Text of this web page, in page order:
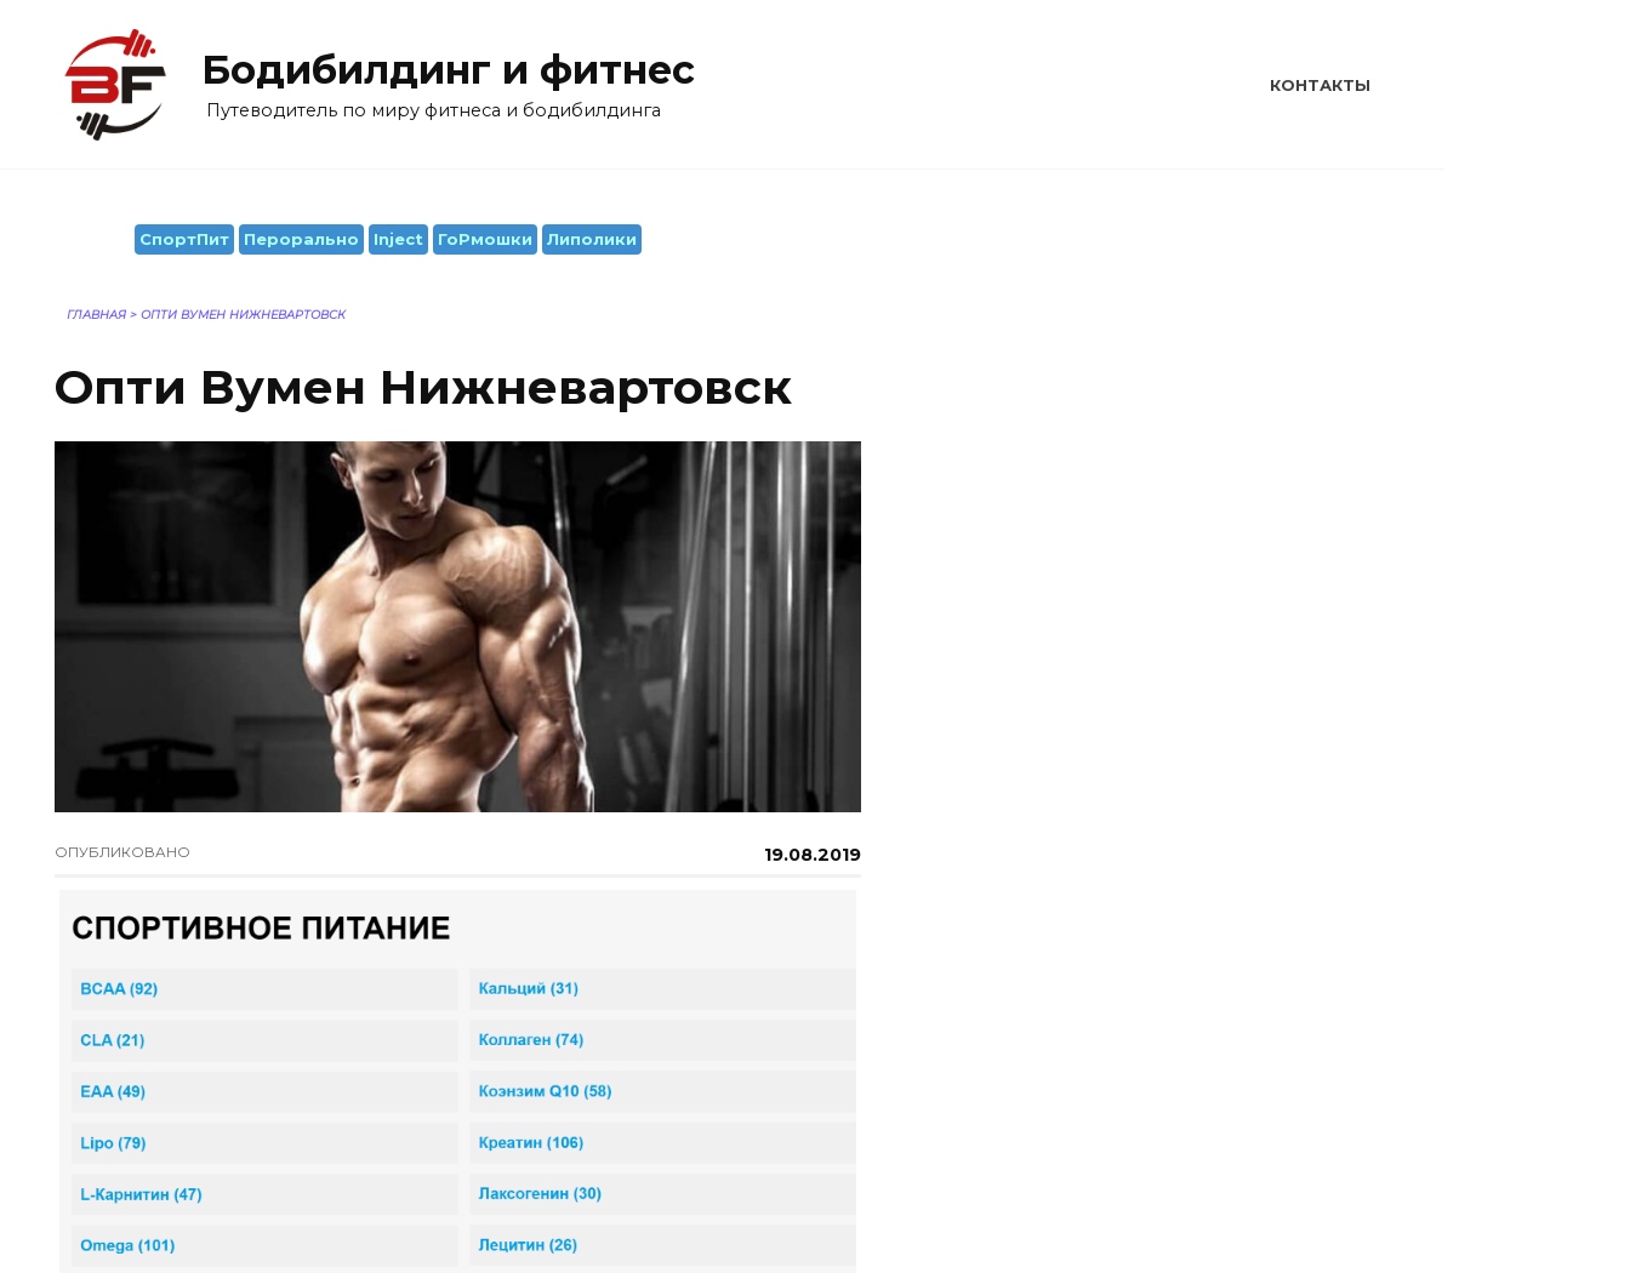
содержанию
Бодибилдинг и фитнес
Путеводитель по миру фитнеса и бодибилдинга
КОНТАКТЫ
СпортПит Перорально Inject ГоРмошки Липолики
ГЛАВНАЯ > ОПТИ ВУМЕН НИЖНЕВАРТОВСК
Опти Вумен Нижневартовск
ОПУБЛИКОВАНО 19.08.2019